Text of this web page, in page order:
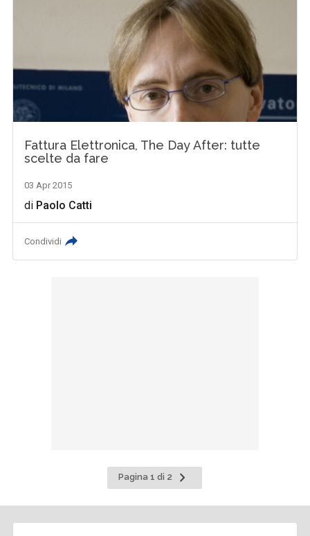
Fattura Elettronica, The Day After: tutte
scelte da fare
03 Apr 2015
di Paolo Catti
Condividi
Pagina 1 di 2
Pagina
successiva